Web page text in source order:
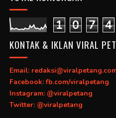
1 0 7 4
KONTAK & IKLAN VIRAL
Email:
Facebook: fb.com/viralpetang
Instagram: @viralpetang
Twitter: @viralpetang